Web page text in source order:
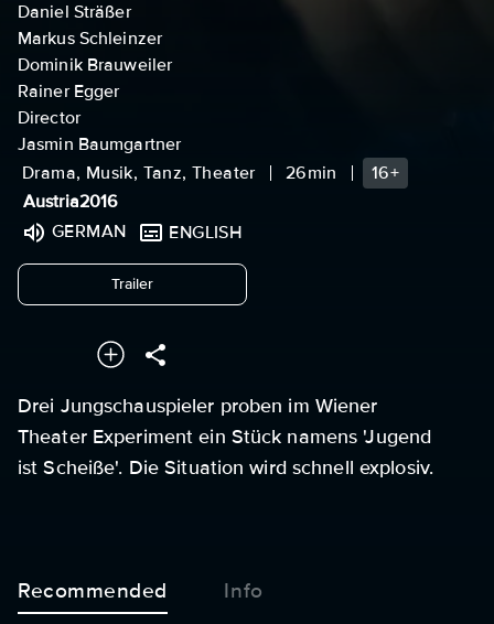
Daniel Sträßer
Markus Schleinzer
Dominik Brauweiler
Rainer Egger
Director
Jasmin Baumgartner
Drama, Musik, Tanz, Theater
26min
16+
Austria2016
GERMAN
ENGLISH
Trailerundefined
Drei Jungschauspieler proben im Wiener
Theater Experiment ein Stück namens 'Jugend
ist Scheiße'. Die Situation wird schnell explosiv.
Recommended Info